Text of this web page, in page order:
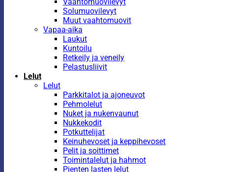
Solumuovilevyt
Muut vaahtomuovit
Vapaa-aika
Laukut
Kuntoilu
Retkeily ja veneily
Pelastusliivit
Lelut
Lelut
Parkkitalot ja ajoneuvot
Pehmolelut
Nuket ja nukenvaunut
Nukkekodit
Potkuttelijat
Keinuhevoset ja keppihevoset
Pelit ja soittimet
Toimintalelut ja hahmot
Pienten lasten lelut